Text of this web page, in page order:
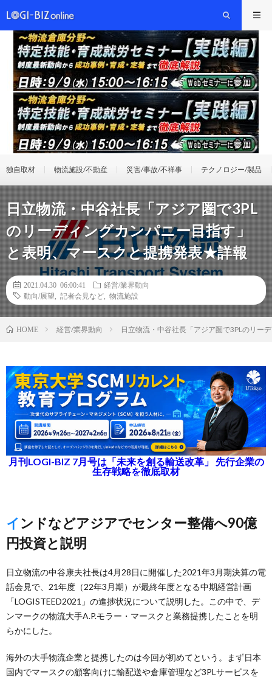
独自取材 物流施設/不動産 災害/事故/不祥事 テクノロジー/製品
日立物流・中谷社長「アジア圏で3PL
のリーディングカンパニー目指す」
と表明、マースクと提携発表★詳報
2021.04.30 06:00:41
経営/業界動向
動向/展望
記者会見など 物流施設
HOME 経営/業界動向 日立物流・中谷社長「アジア圏で3PLのリー
月刊LOGI-BIZ 7月号は「未来を創る輸送改革」 先行企業の
生存戦略を徹底取材
インドなどアジアでセンター整備へ90億
円投資と説明
日立物流の中谷康夫社長は4月28日に開催した2021年3月期決算の電
話会見で、21年度（22年3月期）が最終年度となる中期経営計画
「LOGISTEED2021」の進捗状況について説明した。この中で、デ
ンマークの物流大手A.P.モラー・マースクと業務提携したことを明
らかにした。
海外の大手物流企業と提携したのは今回が初めてという。まず日本
国内でマースクの顧客向けに輸配送や倉庫管理など3PLサービスを